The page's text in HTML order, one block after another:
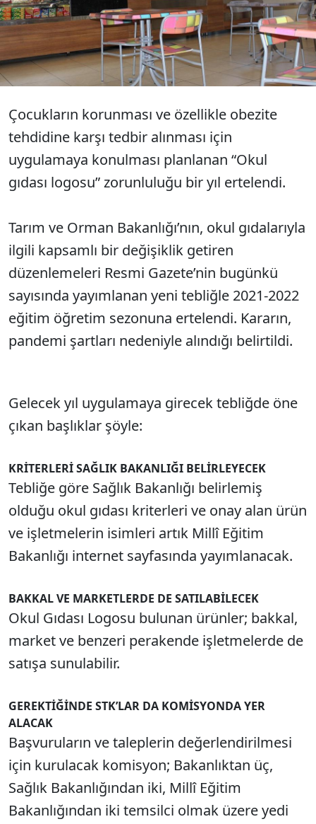
alınması zorunluluğu 2021-2022 eğitim öğretim
sezonuna bırakıldı. Kararın pandemi koşulları
nedeniyle alındığı belirtiliyor.
Çocukların korunması ve özellikle obezite
tehdidine karşı tedbir alınması için
uygulamaya konulması planlanan “Okul
gıdası logosu” zorunluluğu bir yıl ertelendi.
Tarım ve Orman Bakanlığı’nın, okul gıdalarıyla
ilgili kapsamlı bir değişiklik getiren
düzenlemeleri Resmi Gazete’nin bugünkü
sayısında yayımlanan yeni tebliğle 2021-2022
eğitim öğretim sezonuna ertelendi. Kararın,
pandemi şartları nedeniyle alındığı belirtildi.
Gelecek yıl uygulamaya girecek tebliğde öne
çıkan başlıklar şöyle:
KRİTERLERİ SAĞLIK BAKANLIĞI BELİRLEYECEK
Tebliğe göre Sağlık Bakanlığı belirlemiş
olduğu okul gıdası kriterleri ve onay alan ürün
ve işletmelerin isimleri artık Millî Eğitim
Bakanlığı internet sayfasında yayımlanacak.
BAKKAL VE MARKETLERDE DE SATILABİLECEK
Okul Gıdası Logosu bulunan ürünler; bakkal,
market ve benzeri perakende işletmelerde de
satışa sunulabilir.
GEREKTİĞİNDE STK’LAR DA KOMİSYONDA YER
ALACAK
Başvuruların ve taleplerin değerlendirilmesi
için kurulacak komisyon; Bakanlıktan üç,
Sağlık Bakanlığından iki, Millî Eğitim
Bakanlığından iki temsilci olmak üzere yedi